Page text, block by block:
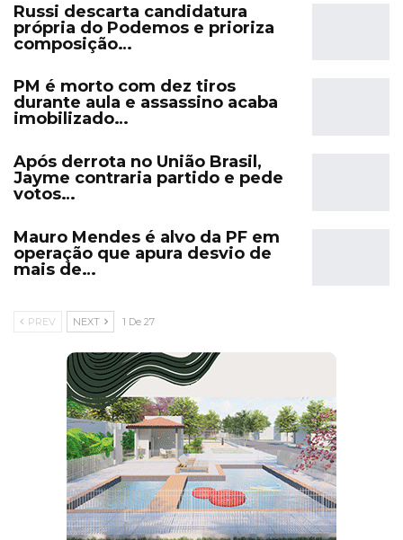
Russi descarta candidatura
própria do Podemos e prioriza
composição…
PM é morto com dez tiros
durante aula e assassino acaba
imobilizado…
Após derrota no União Brasil,
Jayme contraria partido e pede
votos…
Mauro Mendes é alvo da PF em
operação que apura desvio de
mais de…
PREV NEXT 1 De 27